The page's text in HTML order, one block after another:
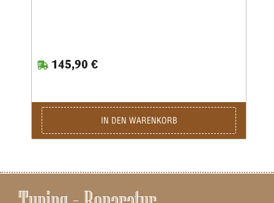
145,90 €
IN DEN WARENKORB